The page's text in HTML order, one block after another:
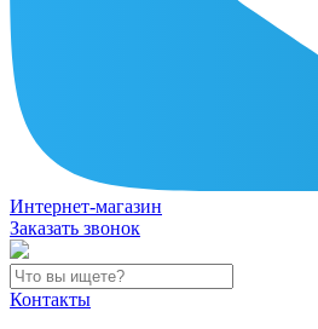
Интернет-магазин
Заказать звонок
Контакты